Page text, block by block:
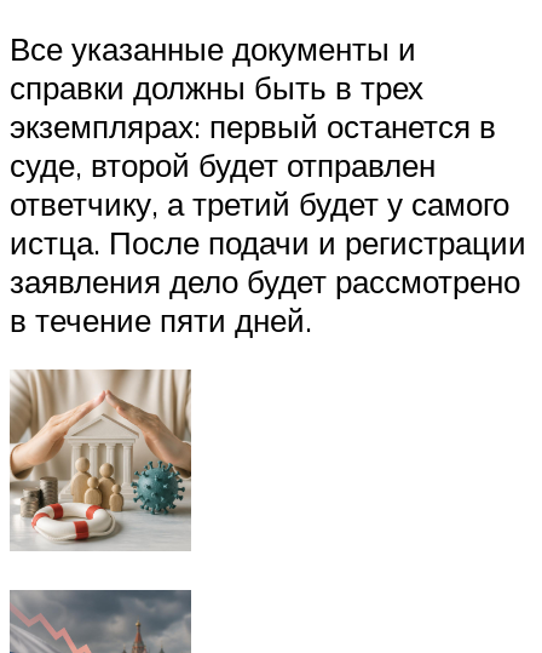
Все указанные документы и
справки должны быть в трех
экземплярах: первый останется в
суде, второй будет отправлен
ответчику, а третий будет у самого
истца. После подачи и регистрации
заявления дело будет рассмотрено
в течение пяти дней.